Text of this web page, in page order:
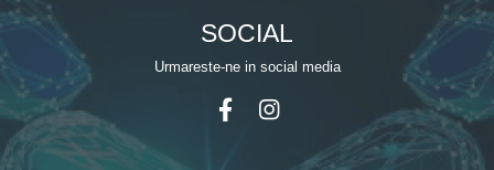
SOCIAL
Urmareste-ne in social media